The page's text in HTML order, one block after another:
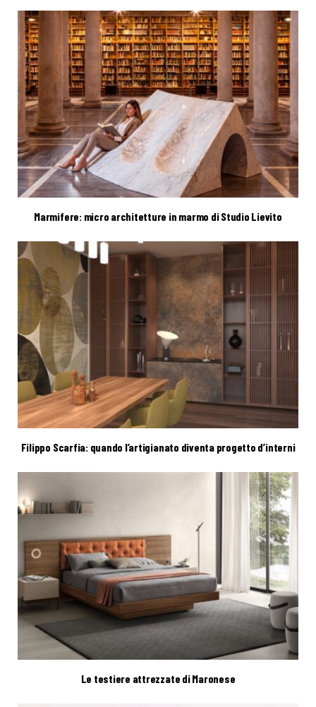
Marmifere: micro architetture in marmo di Studio Lievito
Filippo Scarfia: quando l’artigianato diventa progetto d’interni
Le testiere attrezzate di Maronese